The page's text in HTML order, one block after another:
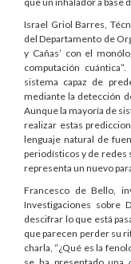
Israel Griol Barres,
del Departamento de
y Cañas’ con el
computación
sistema capaz de
mediante la detección
Aunque la mayoría de
realizar estas
lenguaje natural de
periodísticos y de redes
representa un nuevo
Francesco de Bello,
Investigaciones sobre
descifrar lo que está
que parecen perder su
charla, “¿Qué es la